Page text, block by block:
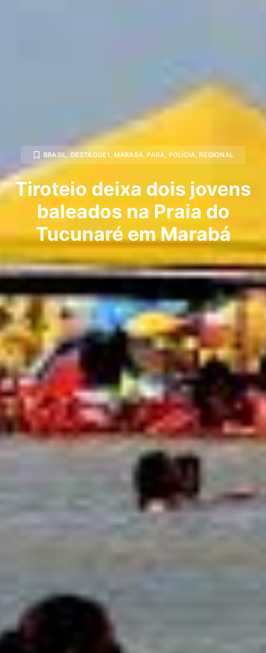
BRASIL, DESTAQUE1, MARABÁ,PARÁ, POLÍCIA,REGIONAL
Tiroteio deixa dois jovens
baleados na Praia do
Tucunaré em Marabá